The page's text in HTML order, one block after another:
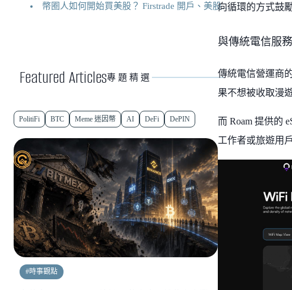
幣圈人如何開始買美股？ Firstrade 開戶、美股交易機制完整教學
Featured Articles專題精選
PolitiFi BTC Meme 迷因幣 AI DeFi DePIN
#時事觀點
向循環的方式鼓
與傳統電信服
傳統電信營運商
果不想被收取漫
而 Roam 提供的
工作者或旅遊用